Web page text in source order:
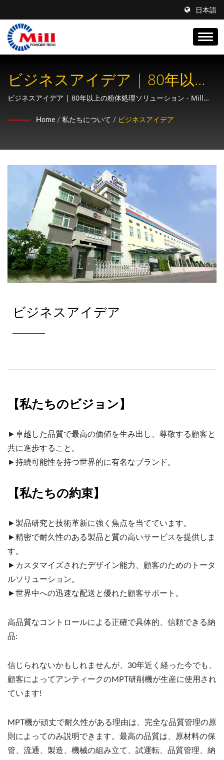
日本語
ビジネスアイデア | 80年以上
の粉体処理ソリューション -
Mill Powder Tech
ビジネスアイデア | 80年以上の粉体処理ソリューション - Mill
Home / 私たちについて / ビジネスアイデア
ビジネスアイデア
【私たちのビジョン】
►卓越した品質で最高の価値を生み出し、尊敬する顧客と
共に進歩すること。
►持続可能性を持つ世界的に有名なブランド。
【私たちの約束】
►製品研究と技術革新に強く焦点を当てています。
►精密で耐久性のある製品と質の高いサービスを提供しま
す。
►カスタマイズされたデザイン能力、顧客のためのトータ
ルソリューション。
►世界中への迅速な配送と優れた顧客サポート。
高品質なコントロールによる正確で具体的、信頼できる納
品:
信じられないかもしれませんが、30年近く経った今でも、
顧客によってアンティークのMPT研削機が生産に使用され
ています!
MPT機が頑丈で耐久性がある理由は、完全な品質管理の原
則によってのみ説明できます。最高の品質は、原材料の保
管、流通、製造、機械の組み立て、試運転、品質管理、納